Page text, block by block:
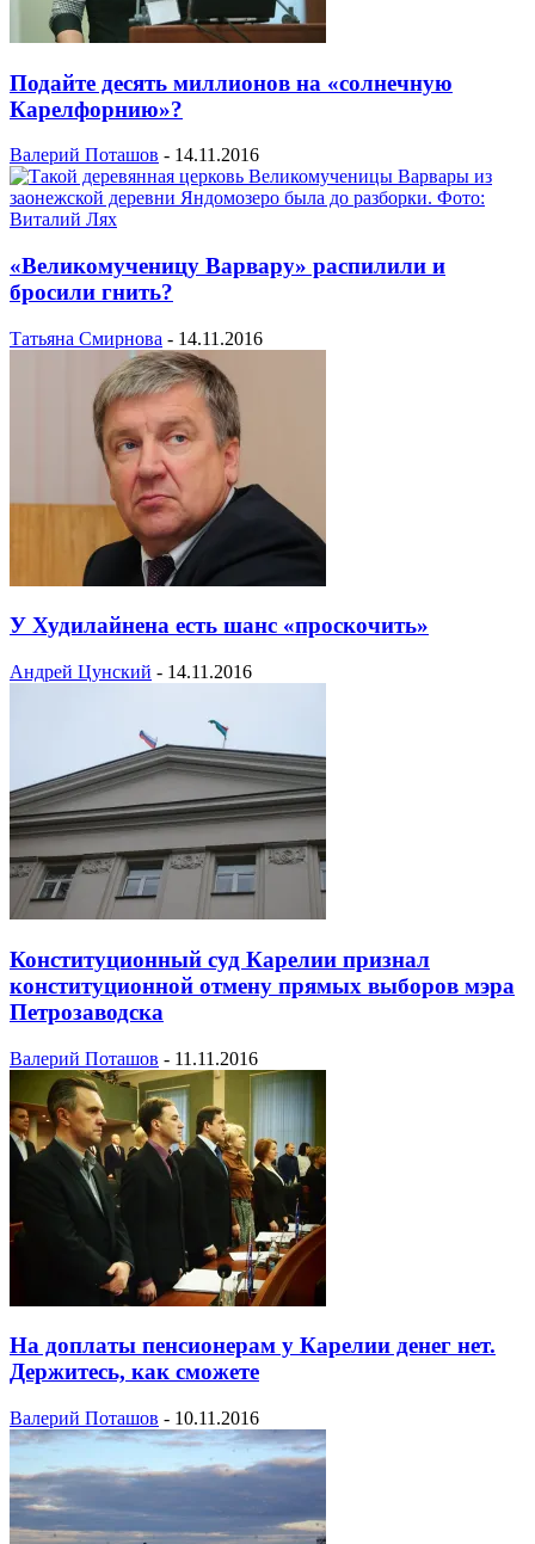
Подайте десять миллионов на «солнечную
Карелфорнию»?
Валерий Поташов - 14.11.2016
«Великомученицу Варвару» распилили и
бросили гнить?
Татьяна Смирнова - 14.11.2016
У Худилайнена есть шанс «проскочить»
Андрей Цунский - 14.11.2016
Конституционный суд Карелии признал
конституционной отмену прямых выборов мэра
Петрозаводска
Валерий Поташов - 11.11.2016
На доплаты пенсионерам у Карелии денег нет.
Держитесь, как сможете
Валерий Поташов - 10.11.2016